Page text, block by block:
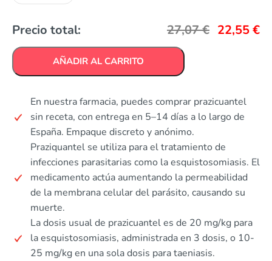
Precio total: 27,07€ 22,55€
AÑADIR AL CARRITO
En nuestra farmacia, puedes comprar prazicuantel
sin receta, con entrega en 5–14 días a lo largo de
España. Empaque discreto y anónimo.
Praziquantel se utiliza para el tratamiento de
infecciones parasitarias como la esquistosomiasis. El
medicamento actúa aumentando la permeabilidad
de la membrana celular del parásito, causando su
muerte.
La dosis usual de prazicuantel es de 20 mg/kg para
la esquistosomiasis, administrada en 3 dosis, o 10-
25 mg/kg en una sola dosis para taeniasis.